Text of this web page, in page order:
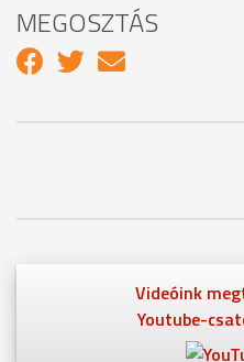
MEGOSZTÁS
Videóink
Youtube-